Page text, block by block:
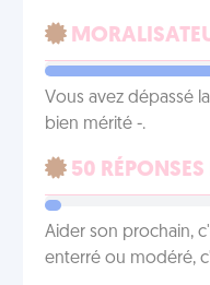
Vous avez dépassé
bien mérité -.
50
Aider son prochain,
enterré ou modéré,